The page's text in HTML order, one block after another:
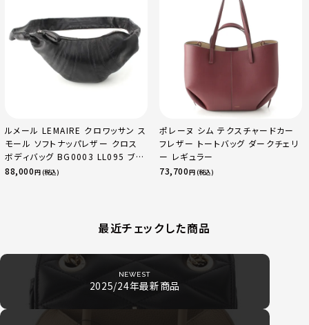
ルメール LEMAIRE クロワッサン ス
モール ソフトナッパレザー クロス
ボディバッグ BG0003 LL095 ブラ
ック
88,000円 (税込)
ポレーヌ シム テクスチャードカー
フレザー トートバッグ ダークチェリ
ー レギュラー
73,700円 (税込)
最近チェックした商品
NEWEST
2025/24年最新商品